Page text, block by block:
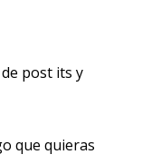
post its y
que quieras